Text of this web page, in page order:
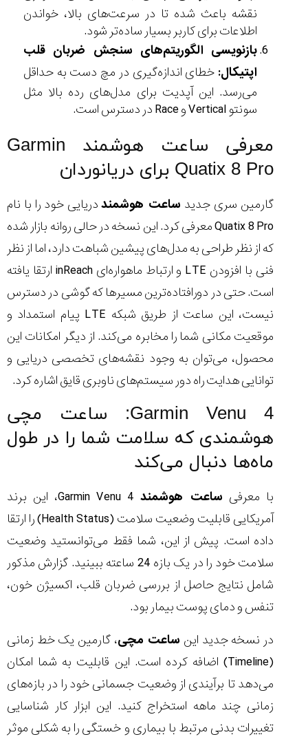
نقشه باعث شده تا در سرعت‌های بالا، خواندن
اطلاعات برای کاربر بسیار ساده‌تر شود.
بازنویسی الگوریتم‌های سنجش ضربان قلب
اپتیکال: خطای اندازه‌گیری در مچ دست به حداقل
می‌رسد. این آپدیت برای مدل‌های رده‌ بالا مثل
سونتو Vertical و Race در دسترس است.
معرفی ساعت هوشمند Garmin
Quatix 8 Pro برای دریانوردان
گارمین سری جدید ساعت هوشمنددریایی خود را با نام
Quatix 8 Pro معرفی کرد. این نسخه در حالی روانه بازار شده
که از نظر طراحی به مدل‌های پیشین شباهت دارد، اما از نظر
فنی با افزودن LTE و ارتباط ماهواره‌ای inReach ارتقا یافته
است. حتی در دورافتاده‌ترین مسیرها که گوشی در دسترس
نیست، این ساعت از طریق شبکه LTE پیام استمداد و
موقعیت مکانی شما را مخابره می‌کند. از دیگر امکانات این
محصول، می‌توان به وجود نقشه‌های تخصصی دریایی و
توانایی هدایت راه دور سیستم‌های ناوبری قایق اشاره کرد.
Garmin Venu 4: ساعت مچی
هوشمندی که سلامت شما را در طول
ماه‌ها دنبال می‌کند
با معرفی ساعت هوشمند
Garmin Venu 4، این برند
آمریکایی قابلیت وضعیت سلامت (Health Status) را ارتقا
داده است. پیش از این، شما فقط می‌توانستید وضعیت
سلامت خود را در یک بازه 24 ساعته ببینید. گزارش مذکور
شامل نتایج حاصل از بررسی ضربان قلب، اکسیژن خون،
تنفس و دمای پوست بیمار بود.
در نسخه جدید این ساعت مچی، گارمین یک خط زمانی
(Timeline) اضافه کرده است. این قابلیت به شما امکان
می‌دهد تا برآیندی از وضعیت جسمانی خود را در بازه‌های
زمانی چند ماهه استخراج کنید. این ابزار کار شناسایی
تغییرات بدنی مرتبط با بیماری و خستگی را به شکلی موثر